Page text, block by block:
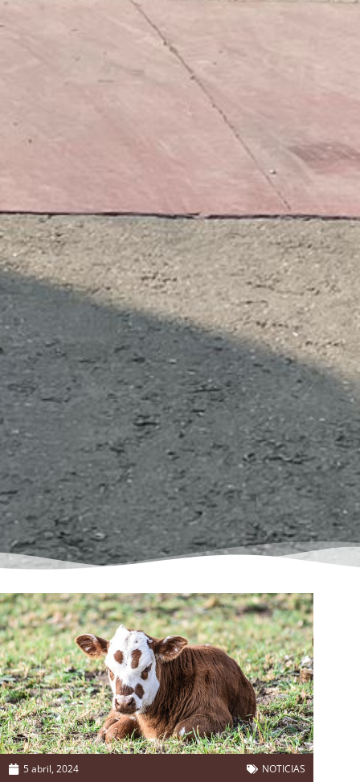
5 abril, 2024 NOTICIAS